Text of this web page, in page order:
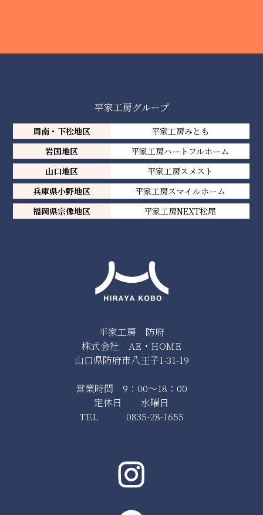
平家工房 防府
株式会社 AE・HOME
山口県防府市八王子1-31-19
営業時間 9：00～18：00
定休日 水曜日
TEL 0835-28-1655
平家工房グループ
周南・下松地区
平家工房みとも
岩国地区
平家工房ハートフルホーム
山口地区
平家工房スメスト
兵庫県小野地区
平家工房スマイルホーム
福岡県宗像地区
平家工房NEXT松尾